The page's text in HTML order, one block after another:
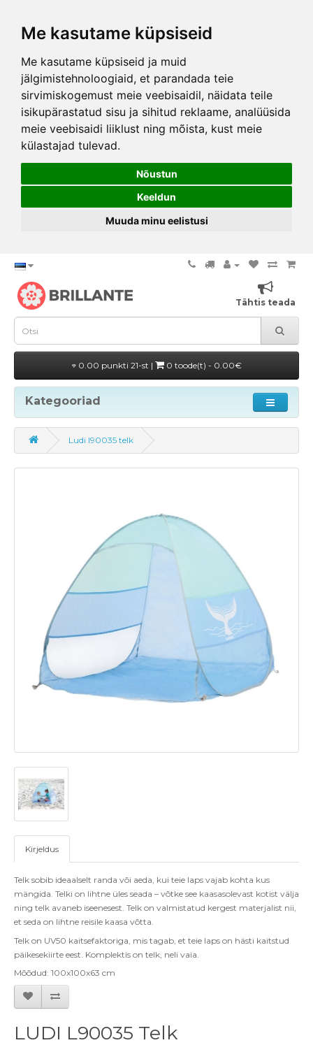
Me kasutame küpsiseid
Me kasutame küpsiseid ja muid
jälgimistehnoloogiaid, et parandada teie
sirvimiskogemust meie veebisaidil, näidata teile
isikupärastatud sisu ja sihitud reklaame, analüüsida
meie veebisaidi liiklust ning mõista, kust meie
külastajad tulevad.
Nõustun
Keeldun
Muuda minu eelistusi
Tähtis teada
0.00 punkti 21-st | 0 toode(t) - 0.00€
Kategooriad
Ludi l90035 telk
Kirjeldus
Telk sobib ideaalselt randa või aeda, kui teie laps vajab kohta kus
mängida. Telki on lihtne üles seada – võtke see kaasasolevast kotist välja
ning telk avaneb iseenesest. Telk on valmistatud kergest materjalist nii,
et seda on lihtne reisile kaasa võtta.
Telk on UV50 kaitsefaktoriga , mis tagab, et teie laps on hästi kaitstud
päikesekiirte eest. Komplektis on telk, neli vaia.
Mõõdud: 100x100x63 cm
LUDI L90035 Telk